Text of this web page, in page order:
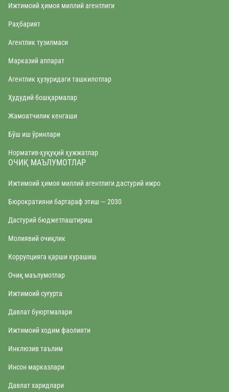
Ижтимоий ҳимоя миллий агентлиги
Раҳбарият
Агентлик тузилмаси
Марказий аппарат
Агентлик ҳузуридаги ташкилотлар
Ҳудудий бошқармалар
Жамоатчилик кенгаши
Бўш иш ўринлари
Норматив-ҳуқуқий ҳужжатлар
ОЧИҚ МАЪЛУМОТЛАР
Ижтимоий ҳимоя миллий агентлиги дастурий ижро
Бюрократияни бартараф этиш — 2030
Дастурий бюджетлаштириш
Молиявий очиқлик
Коррупцияга қарши курашиш
Очиқ маълумотлар
Ижтимоий суғурта
Давлат буюртмалари
Ижтимоий ходим фаолияти
Инклюзив таълим
Инсон марказлари
Давлат харидлари